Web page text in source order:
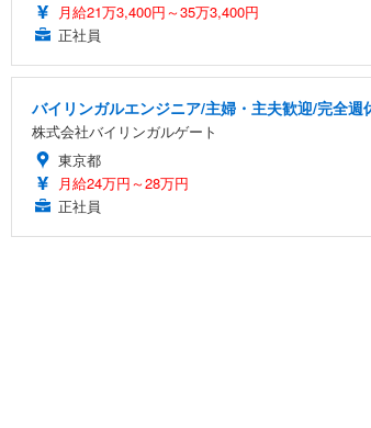
月給21万3,400円～35万3,400円
正社員
バイリンガルエンジニア/主婦・主夫歓迎/完全
株式会社バイリンガルゲート
東京都
月給24万円～28万円
正社員